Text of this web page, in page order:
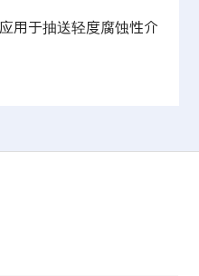
用于抽送轻度腐蚀性介